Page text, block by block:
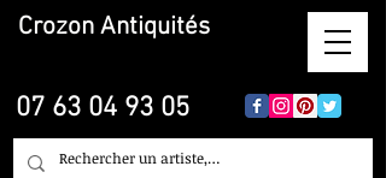
Crozon Antiquités
07 63 04 93 05